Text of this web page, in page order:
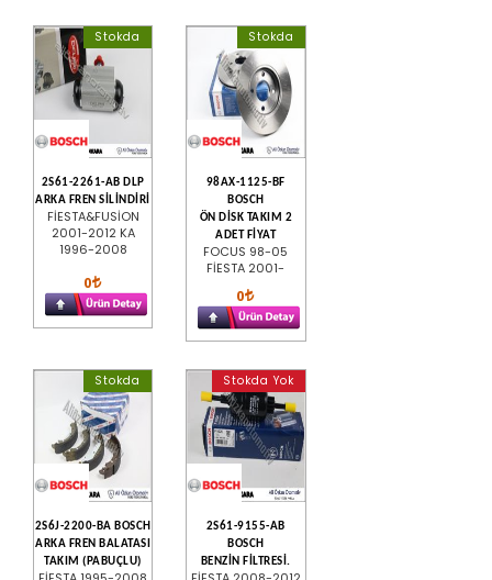
Stokda
2S61-2261-AB DLP
ARKA FREN SİLİNDİRİ
FİESTA&FUSİON
2001-2012 KA
1996-2008
0
Stokda
98AX-1125-BF
BOSCH
ÖN DİSK TAKIM 2
ADET FİYAT
FOCUS 98-05
FİESTA 2001-
0
Stokda
2S6J-2200-BA BOSCH
ARKA FREN BALATASI
TAKIM (PABUÇLU)
Stokda Yok
2S61-9155-AB
BOSCH
BENZİN FİLTRESİ.